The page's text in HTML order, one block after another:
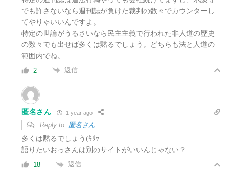
でも許さないなら週刊誌が負けた裁判の数々でカウンターし
てやりゃいいんですよ。
特定の世論がうるさいなら民主主義で行われた非人道の歴史
の数々でも出せば多くは黙るでしょう。どちらも法と人道の
範囲内でね。
2 返信
匿名さん 1 year ago
Reply to 匿名さん
多くは黙るでしょう(ｷﾘｯ
語りたいおっさんは別のサイトがいいんじゃない？
18 返信